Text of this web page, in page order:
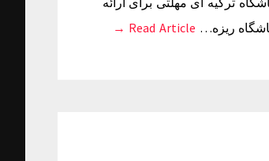
ریزه… Read Article →